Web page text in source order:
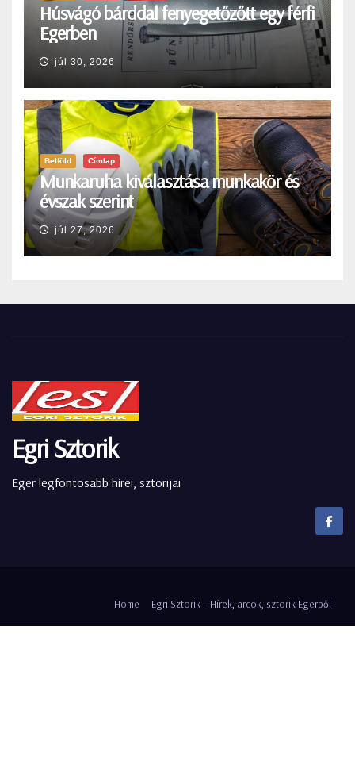
Húsvágó bárddal fenyegetőzőtt egy férfi
Egerben
júl 30, 2026
Belföld Címlap
Munkaruha kiválasztása munkakör és
évszak szerint
júl 27, 2026
Egri Sztorik
Eger legfontosabb hírei, sztorijai
Home Egri Sztorik – Hírek, arcok, sztorik Egerből